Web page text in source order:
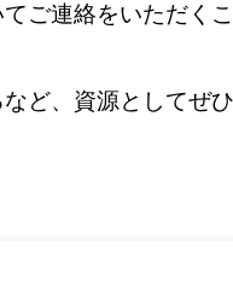
ご連絡をいただくこ
ど、資源としてぜひ